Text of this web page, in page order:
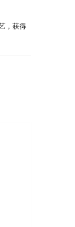
，获得